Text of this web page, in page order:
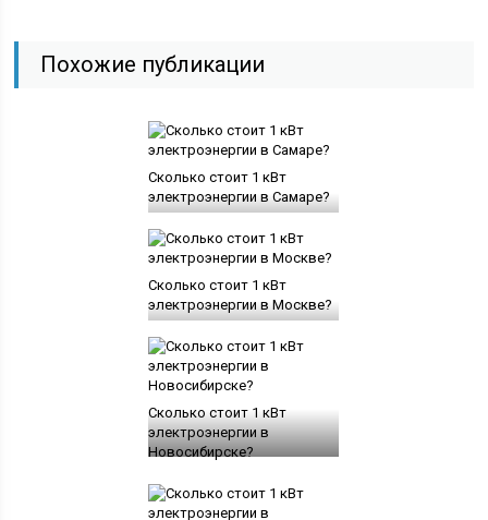
Похожие публикации
Сколько стоит 1 кВт
электроэнергии в Самаре?
Сколько стоит 1 кВт
электроэнергии в Москве?
Сколько стоит 1 кВт
электроэнергии в
Новосибирске?